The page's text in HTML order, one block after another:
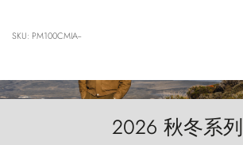
SKU: PM100CMIA--
2026 秋冬系列